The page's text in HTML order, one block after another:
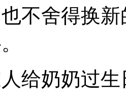
不舍得换
奶奶过生